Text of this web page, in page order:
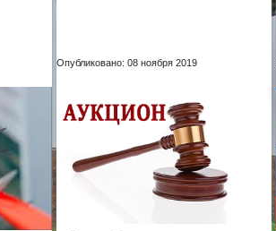
Опубликовано: 08 ноября 2019